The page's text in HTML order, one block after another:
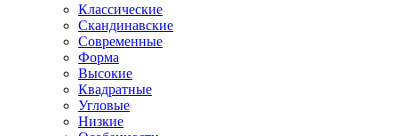
Классические
Скандинавские
Современные
Форма
Высокие
Квадратные
Угловые
Низкие